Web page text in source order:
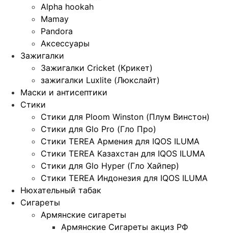
Alpha hookah
Mamay
Pandora
Аксессуары
Зажигалки
Зажигалки Cricket (Крикет)
зажигалки Luxlite (Люкслайт)
Маски и антисептики
Стики
Стики для Ploom Winston (Плум Винстон)
Стики для Glo Pro (Гло Про)
Стики TEREA Армения для IQOS ILUMA
Стики TEREA Казахстан для IQOS ILUMA
Стики для Glo Hyper (Гло Хайпер)
Стики TEREA Индонезия для IQOS ILUMA
Нюхательный табак
Сигареты
Армянские сигареты
Армянские Сигареты акциз РФ